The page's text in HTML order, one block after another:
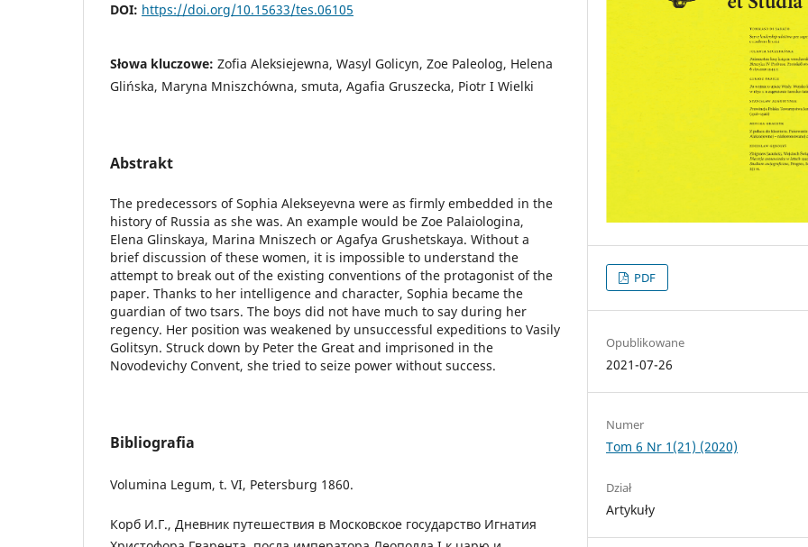
DOI: https://doi.org/10.15633/tes.06105
Słowa kluczowe: Zofia Aleksiejewna, Wasyl Golicyn, Zoe Paleolog, Helena
Glińska, Maryna Mniszchówna, smuta, Agafia Gruszecka, Piotr I Wielki
Abstrakt
The predecessors of Sophia Alekseyevna were as firmly embedded in the
history of Russia as she was. An example would be Zoe Palaiologina,
Elena Glinskaya, Marina Mniszech or Agafya Grushetskaya. Without a
brief discussion of these women, it is impossible to understand the
attempt to break out of the existing conventions of the protagonist of the
paper. Thanks to her intelligence and character, Sophia became the
guardian of two tsars. The boys did not have much to say during her
regency. Her position was weakened by unsuccessful expeditions to Vasily
Golitsyn. Struck down by Peter the Great and imprisoned in the
Novodevichy Convent, she tried to seize power without success.
Bibliografia
Volumina Legum, t. VI, Petersburg 1860.
Корб И.Г., Дневник путешествия в Московское государство Игнатия
PDF
Opublikowane
2021-07-26
Numer
Tom 6 Nr 1(21) (2020)
Dział
Artykuły